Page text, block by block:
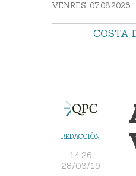
VENRES. 07.08.2026
COSTA
REDACCIÓN
14:26
28/03/19